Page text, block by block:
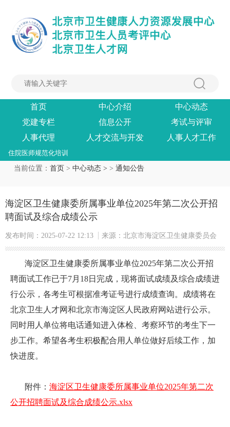
首页 中心介绍
中心动态
党建专栏
信息公开
考试与评审
人事代理
人才交流与开发 人事人才工作
住院医师规范化培训
当前位置： 首页 > 中心动态 > > 通知公告
海淀区卫生健康委所属事业单位2025年第二次公开招
聘面试及综合成绩公示
发布时间：2025-07-22 12:13 来源：北京市海淀区卫生健康委员会
海淀区卫生健康委所属事业单位2025年第二次公开招
聘面试工作已于7月18日完成，现将面试成绩及综合成绩进
行公示，各考生可根据准考证号进行成绩查询。成绩将在
北京卫生人才网和北京市海淀区人民政府网站进行公示。
同时用人单位将电话通知进入体检、考察环节的考生下一
步工作。希望各考生积极配合用人单位做好后续工作，加
快进度。
附件： 海淀区卫生健康委所属事业单位2025年第二次
公开招聘面试及综合成绩公示.xlsx